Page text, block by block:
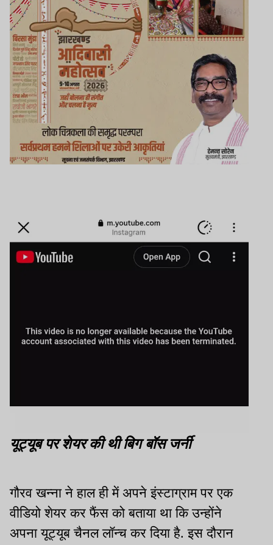
यूट्यूब पर शेयर की थी बिग बॉस जर्नी
गौरव खन्ना ने हाल ही में अपने इंस्टाग्राम पर एक
वीडियो शेयर कर फैंस को बताया था कि उन्होंने
अपना यूट्यूब चैनल लॉन्च कर दिया है. इस दौरान